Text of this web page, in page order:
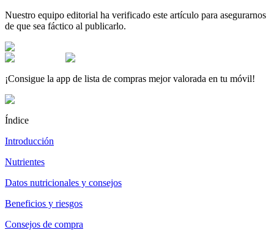
Nuestro equipo editorial ha verificado este artículo para asegurarnos
de que sea fáctico al publicarlo.
¡Consigue la app de lista de compras mejor valorada en tu móvil!
Índice
Introducción
Nutrientes
Datos nutricionales y consejos
Beneficios y riesgos
Consejos de compra